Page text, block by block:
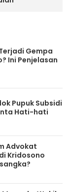
Gempa
Ini Penjelasan
Pupuk Subsidi
Hati-hati
Advokat
Kridosono